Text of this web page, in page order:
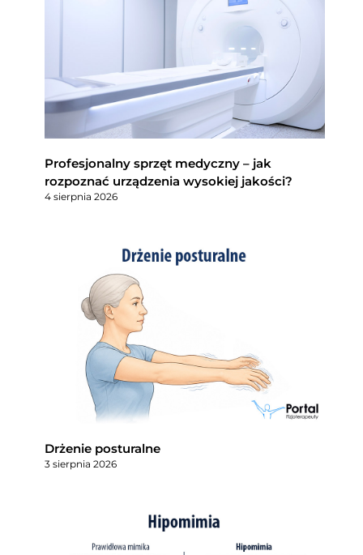
Profesjonalny sprzęt medyczny – jak
rozpoznać urządzenia wysokiej jakości?
4 sierpnia 2026
Drżenie posturalne
3 sierpnia 2026